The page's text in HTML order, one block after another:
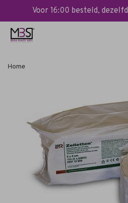
Voor 16:00 besteld,
Home